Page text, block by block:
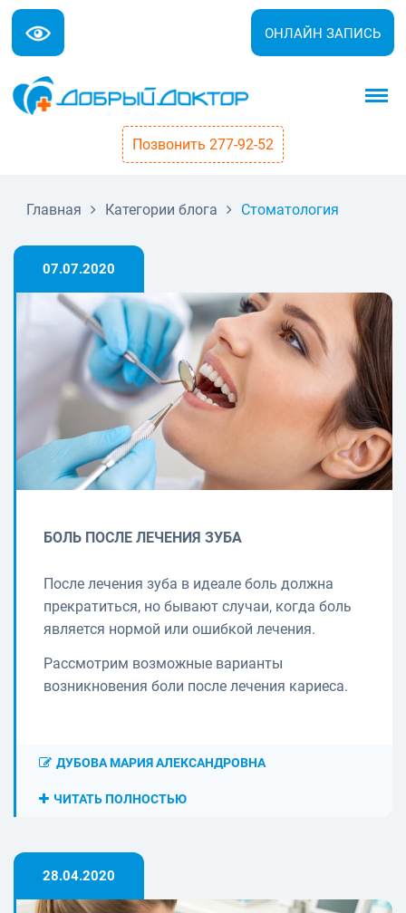
ОНЛАЙН ЗАПИСЬ
Позвонить 277-92-52
Главная Категории блога Стоматология
07.07.2020
БОЛЬ ПОСЛЕ ЛЕЧЕНИЯ ЗУБА
После лечения зуба в идеале боль должна
прекратиться, но бывают случаи, когда боль
является нормой или ошибкой лечения.
Рассмотрим возможные варианты
возникновения боли после лечения кариеса.
ДУБОВА МАРИЯ АЛЕКСАНДРОВНА
ЧИТАТЬ ПОЛНОСТЬЮ
28.04.2020